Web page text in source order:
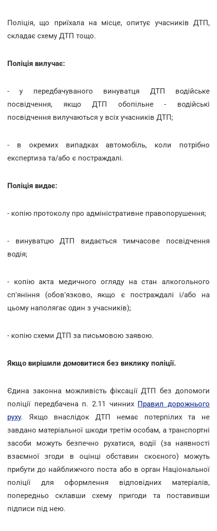
Поліція, що приїхала на місце, опитує учасників ДТП,
складає схему ДТП тощо.
Поліція вилучає:
- у передбачуваного винуватця ДТП водійське
посвідчення, якщо ДТП обопільне - водійські
посвідчення вилучаються у всіх учасників ДТП;
- в окремих випадках автомобіль, коли потрібно
експертиза та/або є постраждалі.
Поліція видає:
- копію протоколу про адміністративне правопорушення;
- винуватцю ДТП видається тимчасове посвідчення
водія;
- копію акта медичного огляду на стан алкогольного
сп'яніння (обов'язково, якщо є постраждалі і/або на
цьому наполягає один з учасників);
- копію схеми ДТП за письмовою заявою.
Якщо вирішили домовитися без виклику поліції.
Єдина законна можливість фіксації ДТП без допомоги
поліції передбачена п. 2.11 чинних Правил дорожнього
руху. Якщо внаслідок ДТП немає потерпілих та не
завдано матеріальної шкоди третім особам, а транспортні
засоби можуть безпечно рухатися, водії (за наявності
взаємної згоди в оцінці обставин скоєного) можуть
прибути до найближчого поста або в орган Національної
поліції для оформлення відповідних матеріалів,
попередньо склавши схему пригоди та поставивши
підписи під нею.